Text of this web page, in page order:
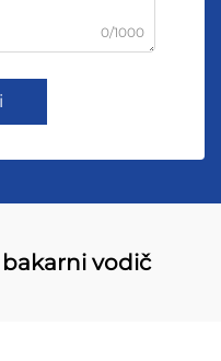
0/1000
vodič